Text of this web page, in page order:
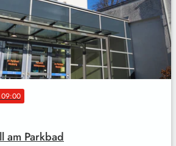
am Parkbad